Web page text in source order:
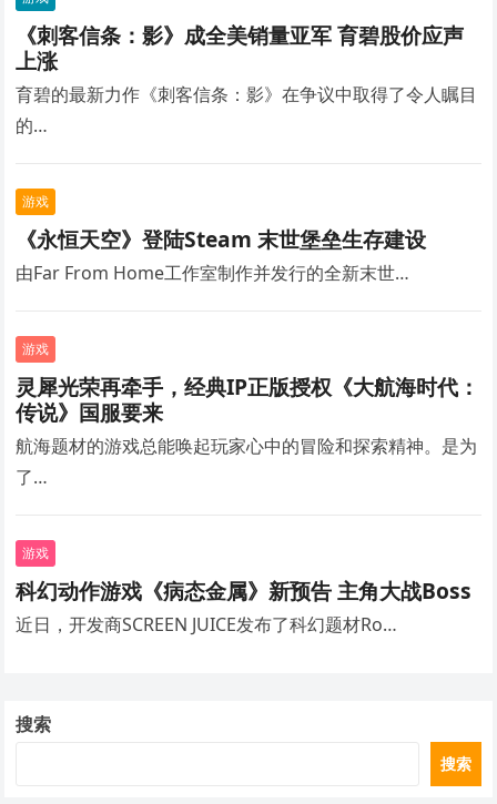
《刺客信条：影》成全美销量亚军 育碧股价应声
上涨
育碧的最新力作《刺客信条：影》在争议中取得了令人瞩目
的…
游戏
《永恒天空》登陆Steam 末世堡垒生存建设
由Far From Home工作室制作并发行的全新末世…
游戏
灵犀光荣再牵手，经典IP正版授权《大航海时代：
传说》国服要来
航海题材的游戏总能唤起玩家心中的冒险和探索精神。是为
了…
游戏
科幻动作游戏《病态金属》新预告 主角大战Boss
近日，开发商SCREEN JUICE发布了科幻题材Ro…
搜索
搜索